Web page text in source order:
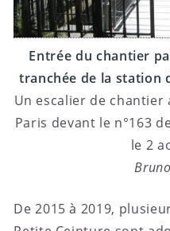
Entrée du chantier
tranchée de la station
Un escalier de
Paris devant le n°163
le 2
De 2015 à 2019,